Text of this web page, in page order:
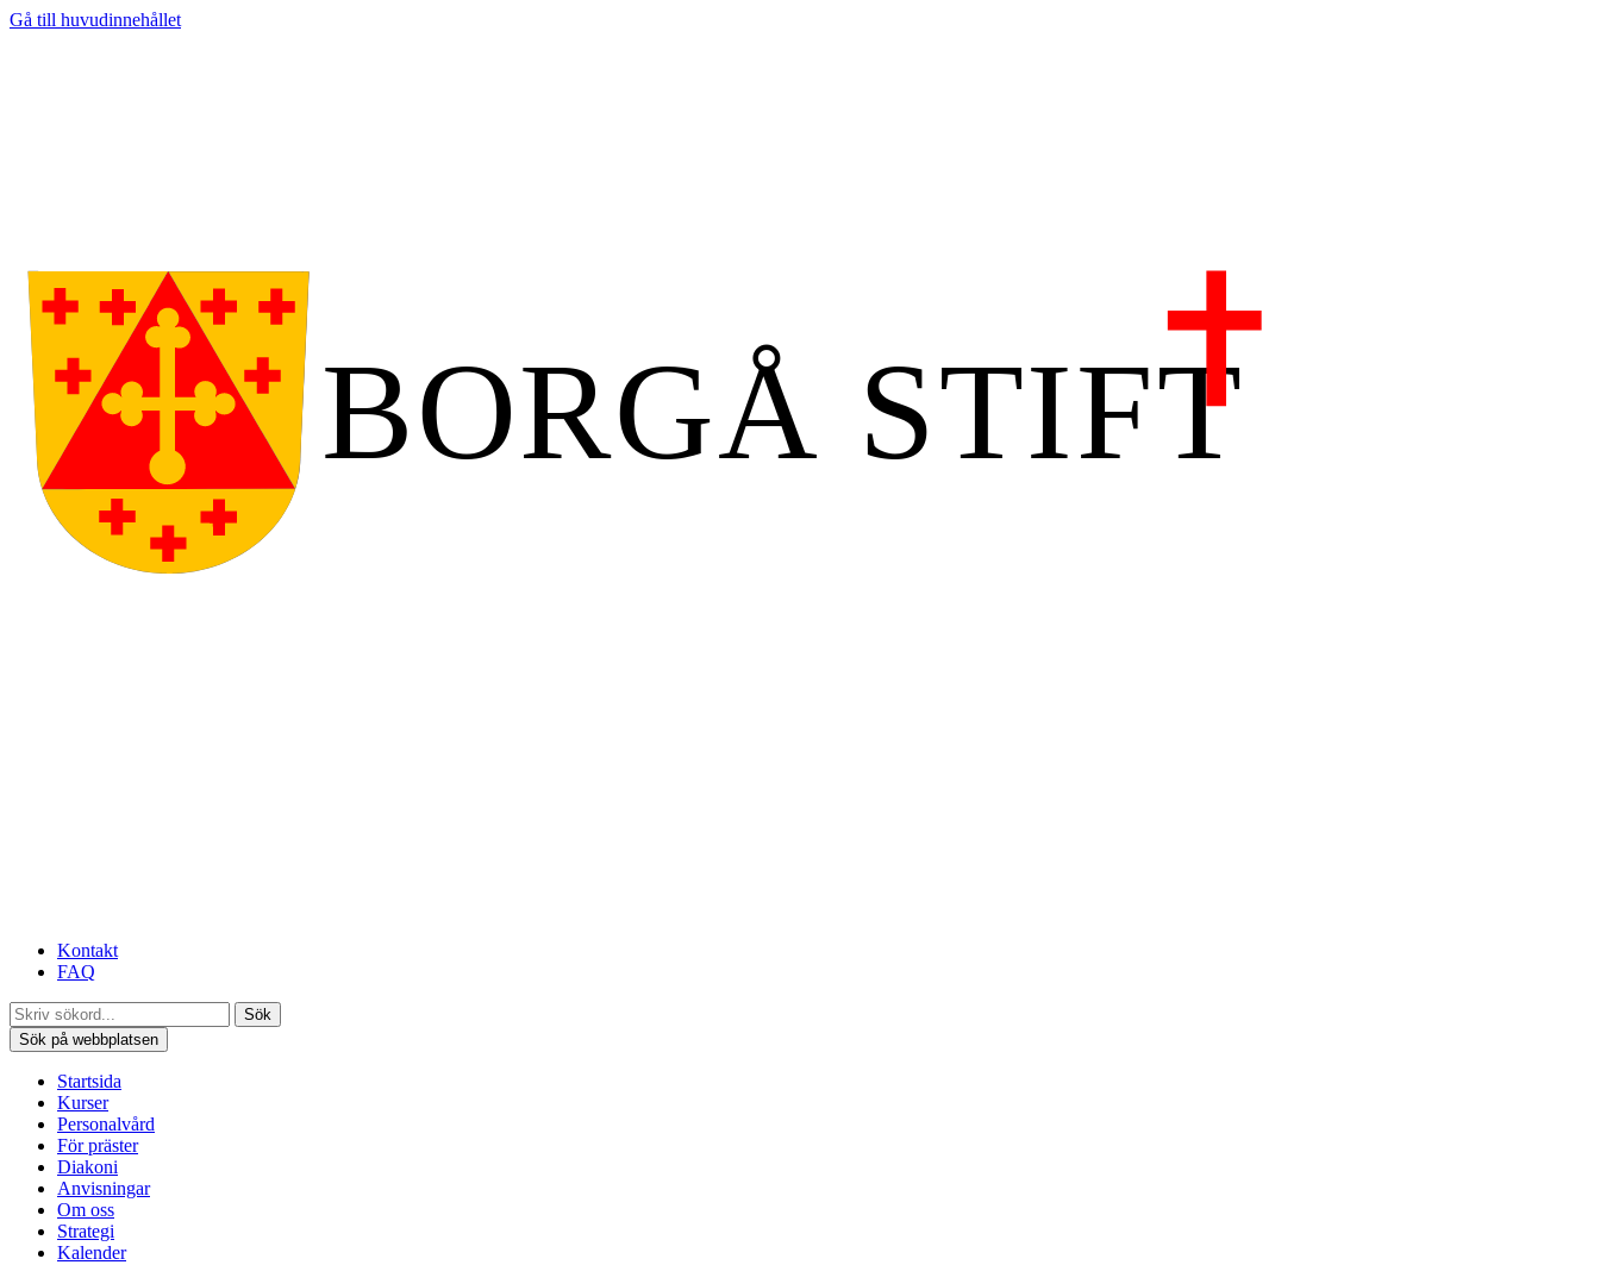
Gå till huvudinnehållet
Kontakt
FAQ
Sök
Sök på webbplatsen
Startsida
Kurser
Personalvård
För präster
Diakoni
Anvisningar
Om oss
Strategi
Kalender